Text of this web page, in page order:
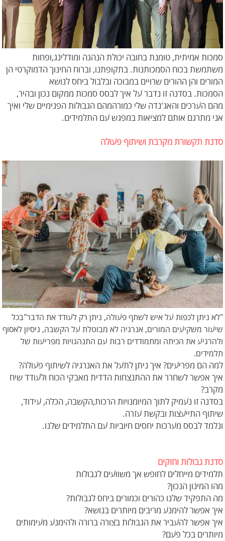
סמכות אמיתית, טומנת בחובה יכולת הנהגה ומודלינג,ופחות
משתמשת בכוח הסמכותנות. בתקופתנו, וברוח החינוך הדמוקרטי הן
המורים והן ההורים שרויים במבוכה ובלבול ביחס לנושא
הסמכות. בסדנה זו נדבר על איך לבסס סמכות ממקום נכון ובהיר,
מהם הערכים והאג'נדה שלי כמורהמהם הגבולות הפנימיים שלי ואיך
אני מתרגם אותם למציאות במפגש עם התלמידים.
סדנת תקשורת מקרבת ושיתוף פעולה
"לא ניתן לכפות על איש לשתף פעולה, ניתן רק לעודד את הדבר"בכל
שיעור משקיעים המורים, אנרגיה לא מבוטלת על הקשבה, ניסיון לאסוף
ולהרגיע את הכיתה ומתמודדים רבות עם התנהגויות מפריעות של
תלמידים.
למה הם מפריעים? איך ניתן לתעל את האנרגיה לשיתוף פעולה?
איך אפשר לשחרר את ההתנצחות הדדית מאבקי הכוח ולעודד שיח
מקרב?
בסדנה זו נעמיק לתוך המיומנויות הרכות,הקשבה, הכלה, עידוד,
שיתוף התייעצות ובקשת עזרה.
ונלמד לבסס מערכות יחסים חיוביות עם התלמידים שלנו.
סדנת גבולות וחוקים
תלמידים מייחלים לחופש אך משוועים לגבולות
מהו המינון הנכון?
מה התפקיד שלנו כהורים וכמורים ביחס לגבולות?
איך אפשר להימנע מריבים מיותרים בנושא?
איך אפשר להעביר את הגבולות בצורה ברורה ולהימנע מעימותים
מיותרים בכל פעם?